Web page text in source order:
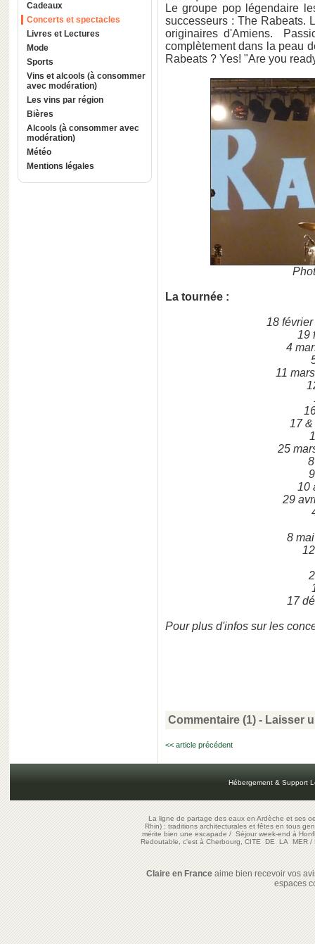
Cadeaux
Concerts et spectacles
Livres et Lectures
Mode
Sports
Vins et alcools (à consommer
avec modération)
Les vins par région
Bières
Alcools (à consommer avec
modération)
Météo
Mentions légales
Le groupe pop légendaire
successeurs : The Rabeats.
originaires d'Amiens.
complètement dans la peau
Rabeats ? Yes! "Are you
La tournée :
18
19
4
11
17
25
10
29
8
17
Pour plus d'infos sur les
Commentaire (1) - Laisser
<< article précédent
Hébergement & Support
La ligne de partage des eaux en Ardèche et ses
Rhin) : traditions architecturales et fêtes en tous
mérite bien une escapade/Séjour week-end à
Redoutable, c'est à Cherbourg, CITE DE LA MER/
Claire en Franceaime bien recevoir vos
espaces